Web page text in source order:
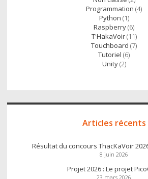
Programmation (4)
Python (1)
Raspberry(6)
T'HakaVoir(11)
Touchboard (7)
Tutoriel (6)
Unity(2)
Articles récents
Résultat du concours ThacKaVoir
8 juin 2026
Projet 2026 : Le projet
23 mars 2026